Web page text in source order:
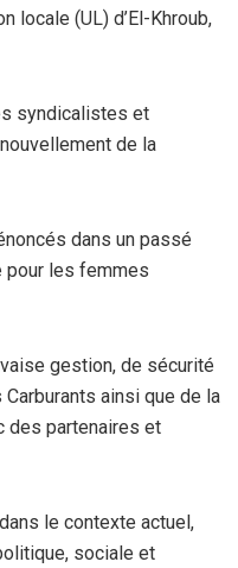
locale (UL) d’El-Khroub,
syndicalistes et
de la
dans un passé
pour les femmes
gestion, de sécurité
ainsi que de la
des partenaires et
le contexte actuel,
sociale et